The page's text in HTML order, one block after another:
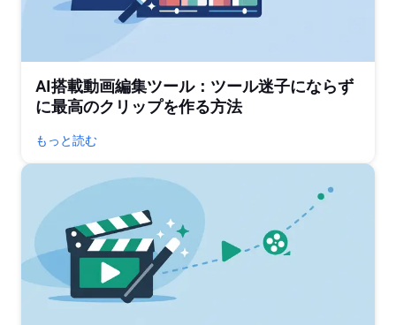
AI搭載動画編集ツール：ツール迷子にならず
に最高のクリップを作る方法
もっと読む